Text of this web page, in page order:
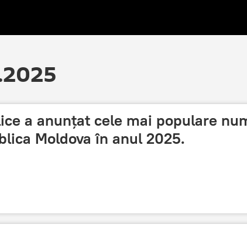
a anunțat cele mai populare
Moldova în anul 2025.